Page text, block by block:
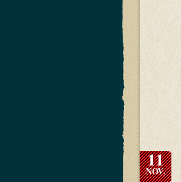
11
NOV.